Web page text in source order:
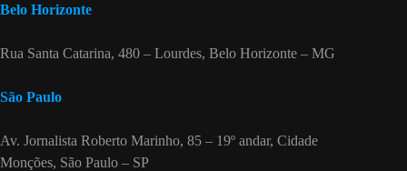
Belo Horizonte
Rua Santa Catarina, 480 – Lourdes, Belo Horizonte – MG
São Paulo
Av. Jornalista Roberto Marinho, 85 – 19º andar, Cidade
Monções, São Paulo – SP